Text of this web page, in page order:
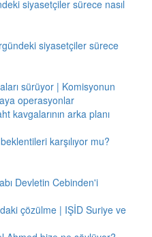
siyasetçiler sürece nasıl
siyasetçiler sürece
sürüyor | Komisyonun
operasyonlar
kavgalarının arka planı
karşılıyor mu?
Devletin Cebinden'i
çözülme | IŞİD Suriye ve